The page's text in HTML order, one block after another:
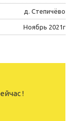
д. Степичёво
Ноябрь 2021г
!